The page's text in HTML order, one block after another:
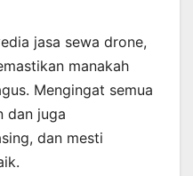
jasa sewa drone,
manakah
Mengingat semua
dan juga
dan mesti